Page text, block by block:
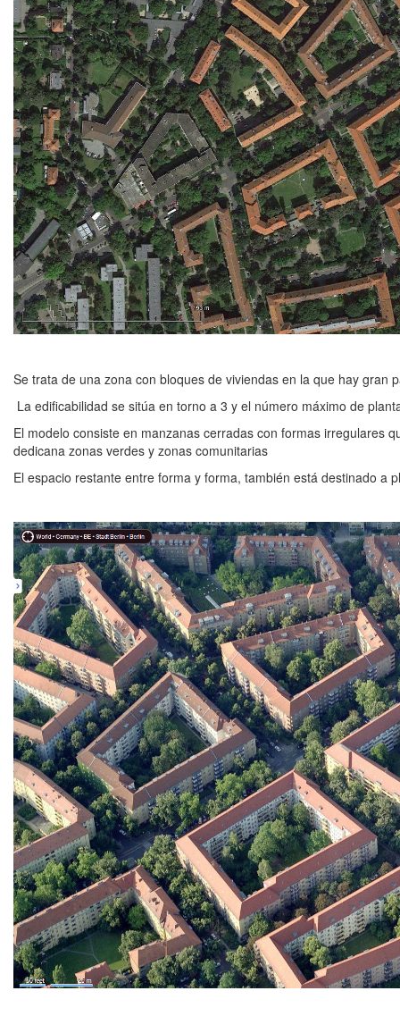
Se trata de una zona con bloques de viviendas en la que hay
La edificabilidad se sitúa en torno a 3 y el número máximo de
El modelo consiste en manzanas cerradas con formas irregulares
dedicana zonas verdes y zonas comunitarias
El espacio restante entre forma y forma, también está destinado a